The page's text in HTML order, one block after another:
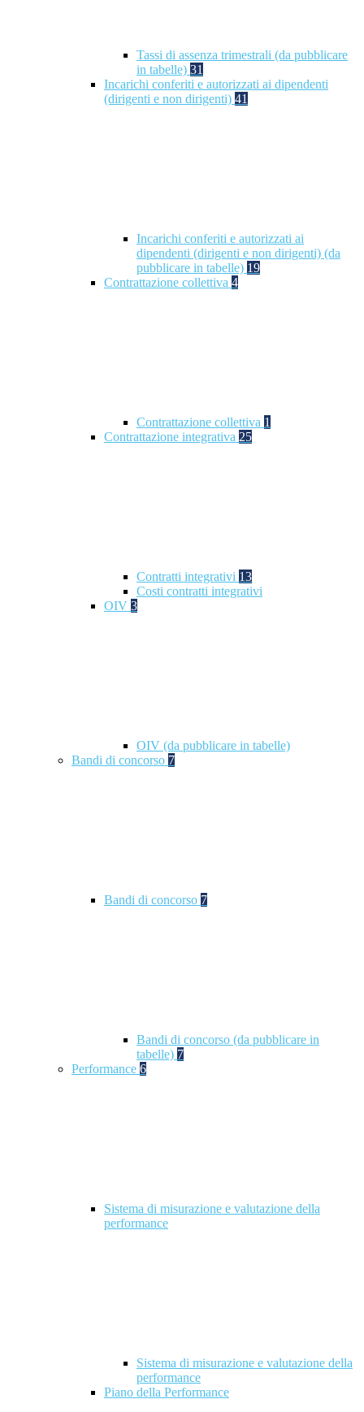
Tassi di assenza trimestrali (da pubblicare
in tabelle) 31
Incarichi conferiti e autorizzati ai dipendenti
(dirigenti e non dirigenti) 41
Incarichi conferiti e autorizzati ai
dipendenti (dirigenti e non dirigenti) (da
pubblicare in tabelle) 19
Contrattazione collettiva 4
Contrattazione collettiva 1
Contrattazione integrativa 25
Contratti integrativi 13
Costi contratti integrativi
OIV 3
OIV (da pubblicare in tabelle)
Bandi di concorso 7
Bandi di concorso 7
Bandi di concorso (da pubblicare in
tabelle) 7
Performance 6
Sistema di misurazione e valutazione della
performance
Sistema di misurazione e valutazione della
performance
Piano della Performance